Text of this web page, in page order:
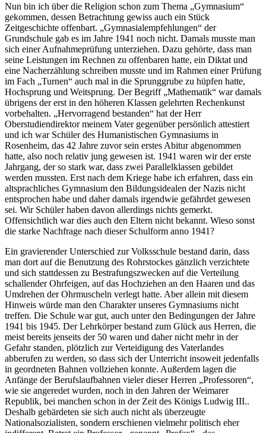
Nun bin ich über die Religion schon zum Thema
Gymnasium
gekommen, dessen Betrachtung gewiss auch ein Stück
Zeitgeschichte offenbart.
Gymnasialempfehlungen
der
Grundschule gab es im Jahre 1941 noch nicht. Damals musste man
sich einer Aufnahmeprüfung unterziehen. Dazu gehörte, dass man
seine Leistungen im Rechnen zu offenbaren hatte, ein Diktat und
eine Nacherzählung schreiben musste und im Rahmen einer Prüfung
im Fach
Turnen
auch mal in die Sprunggrube zu hüpfen hatte,
Hochsprung und Weitsprung. Der Begriff Mathematik
war damals
übrigens der erst in den höheren Klassen gelehrten Rechenkunst
vorbehalten.
Hervorragend bestanden
hat der Herr
Oberstudiendirektor meinem Vater gegenüber persönlich attestiert
und ich war Schüler des Humanistischen Gymnasiums in
Rosenheim, das 42 Jahre zuvor sein erstes Abitur abgenommen
hatte, also noch relativ jung gewesen ist. 1941 waren wir der erste
Jahrgang, der so stark war, dass zwei Parallelklassen gebildet
werden mussten. Erst nach dem Kriege habe ich erfahren, dass ein
altsprachliches Gymnasium den Bildungsidealen der Nazis nicht
entsprochen habe und daher damals irgendwie gefährdet gewesen
sei. Wir Schüler haben davon allerdings nichts gemerkt.
Offensichtlich war dies auch den Eltern nicht bekannt. Wieso sonst
die starke Nachfrage nach dieser Schulform anno 1941?
Ein gravierender Unterschied zur Volksschule bestand darin, dass
man dort auf die Benutzung des Rohrstockes gänzlich verzichtete
und sich stattdessen zu Bestrafungszwecken auf die Verteilung
schallender Ohrfeigen, auf das Hochziehen an den Haaren und das
Umdrehen der Ohrmuscheln verlegt hatte. Aber allein mit diesem
Hinweis würde man den Charakter unseres Gymnasiums nicht
treffen. Die Schule war gut, auch unter den Bedingungen der Jahre
1941 bis 1945. Der Lehrkörper bestand zum Glück aus Herren, die
meist bereits jenseits der 50 waren und daher nicht mehr in der
Gefahr standen, plötzlich zur Verteidigung des Vaterlandes
abberufen zu werden, so dass sich der Unterricht insoweit jedenfalls
in geordneten Bahnen vollziehen konnte. Außerdem lagen die
Anfänge der Berufslaufbahnen vieler dieser Herren
Professoren ,
wie sie angeredet wurden, noch in den Jahren der Weimarer
Republik, bei manchen schon in der Zeit des Königs Ludwig III..
Deshalb gebärdeten sie sich auch nicht als überzeugte
Nationalsozialisten, sondern erschienen vielmehr politisch eher